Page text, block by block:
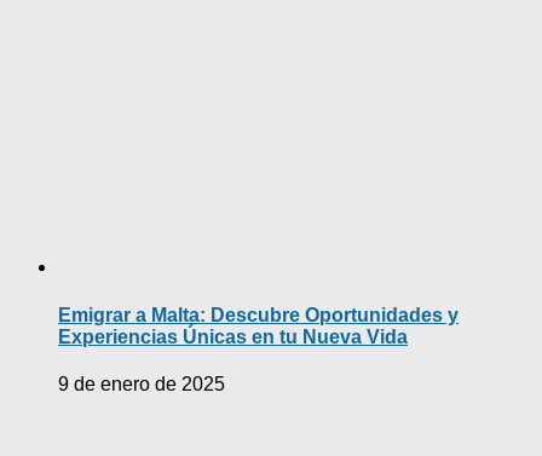
Emigrar a Malta: Descubre Oportunidades y
Experiencias Únicas en tu Nueva Vida
9 de enero de 2025